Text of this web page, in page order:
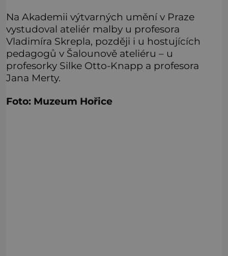
Na Akademii výtvarných umění v Praze
vystudoval ateliér malby u profesora
Vladimíra Skrepla, později i u hostujících
pedagogů v Šalounově ateliéru – u
profesorky Silke Otto-Knapp a profesora
Jana Merty.
Foto: Muzeum Hořice